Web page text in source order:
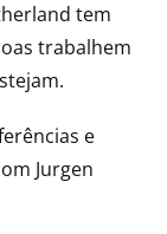
tem
trabalhem
e
Jurgen